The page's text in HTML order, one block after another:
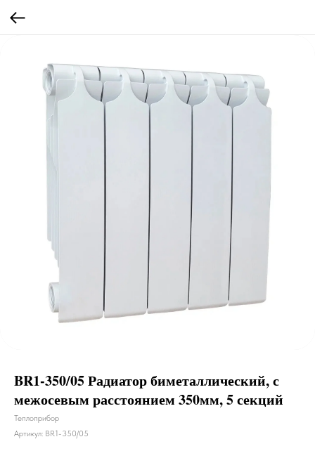
BR1-350/05 Радиатор биметаллический, с
межосевым расстоянием 350мм, 5 секций
Теплоприбор
Артикул: BR1-350/05